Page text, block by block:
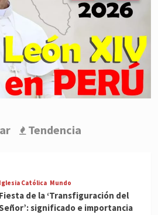
Tendencia
Iglesia Católica Mundo
Fiesta de la ‘Transfiguración del
significado e importancia